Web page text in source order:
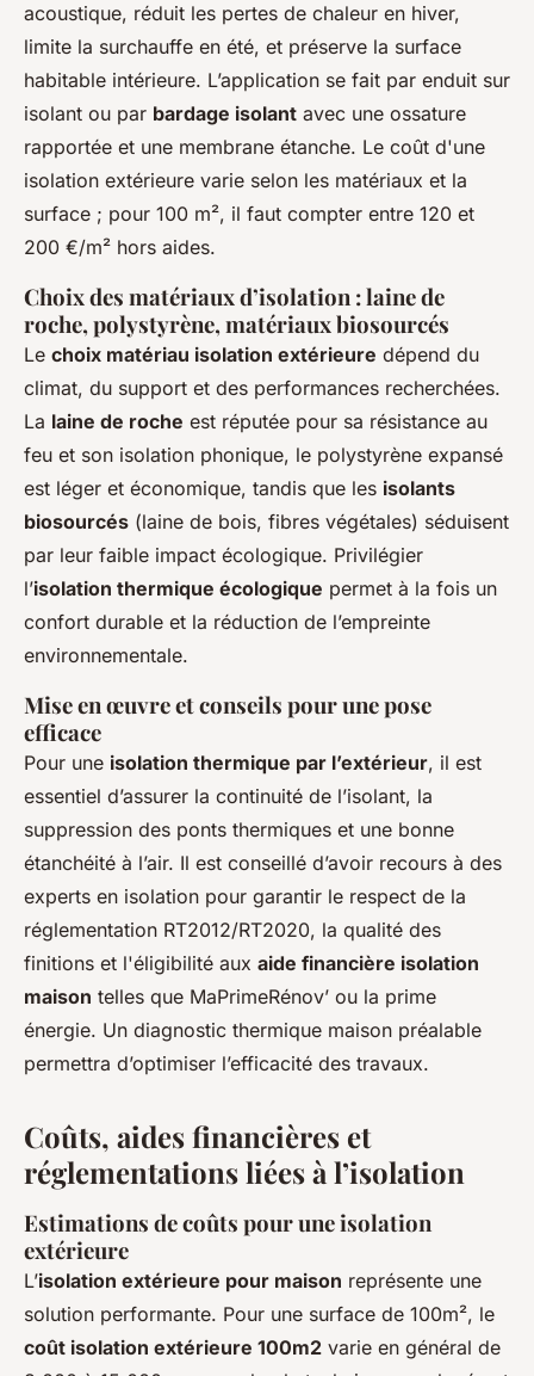
acoustique, réduit les pertes de chaleur en hiver,
limite la surchauffe en été, et préserve la surface
habitable intérieure. L’application se fait par enduit sur
isolant ou par bardage isolant avec une ossature
rapportée et une membrane étanche. Le coût d'une
isolation extérieure varie selon les matériaux et la
surface ; pour 100 m², il faut compter entre 120 et
200 €/m² hors aides.
Choix des matériaux d’isolation : laine de
roche, polystyrène, matériaux biosourcés
Le choix matériau isolation extérieure dépend du
climat, du support et des performances recherchées.
La laine de roche est réputée pour sa résistance au
feu et son isolation phonique, le polystyrène expansé
est léger et économique, tandis que les isolants
biosourcés (laine de bois, fibres végétales) séduisent
par leur faible impact écologique. Privilégier
l’isolation thermique écologique permet à la fois un
confort durable et la réduction de l’empreinte
environnementale.
Mise en œuvre et conseils pour une pose
efficace
Pour une isolation thermique par l’extérieur, il est
essentiel d’assurer la continuité de l’isolant, la
suppression des ponts thermiques et une bonne
étanchéité à l’air. Il est conseillé d’avoir recours à des
experts en isolation pour garantir le respect de la
réglementation RT2012/RT2020, la qualité des
finitions et l'éligibilité aux aide financière isolation
maison telles que MaPrimeRénov’ ou la prime
énergie. Un diagnostic thermique maison préalable
permettra d’optimiser l’efficacité des travaux.
Coûts, aides financières et
réglementations liées à l’isolation
Estimations de coûts pour une isolation
extérieure
L’isolation extérieure pour maison représente une
solution performante. Pour une surface de 100m², le
coût isolation extérieure 100m2 varie en général de